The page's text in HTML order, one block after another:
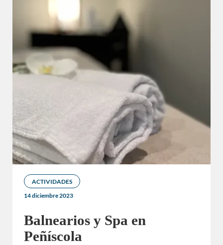
ACTIVIDADES
14 diciembre 2023
Balnearios y Spa en
Peñíscola